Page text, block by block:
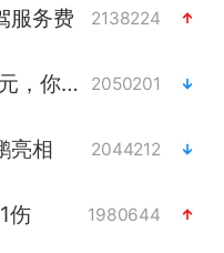
服务费 2138224
上四休三，但降薪1000元，你接受吗？ 2050201
亮相 2044212
伤 1980644